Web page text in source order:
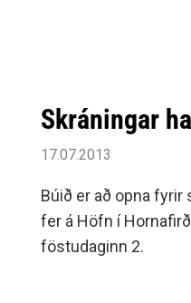
Skráningar
17.07.2013
Búið er að opna fyrir
fer á Höfn í
föstudaginn 2.